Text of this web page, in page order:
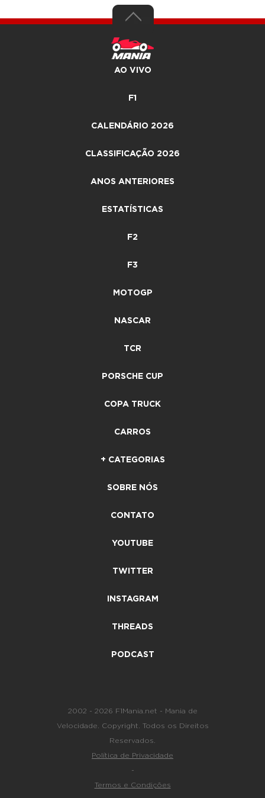
AO VIVO
F1
CALENDÁRIO 2026
CLASSIFICAÇÃO 2026
ANOS ANTERIORES
ESTATÍSTICAS
F2
F3
MOTOGP
NASCAR
TCR
PORSCHE CUP
COPA TRUCK
CARROS
+ CATEGORIAS
SOBRE NÓS
CONTATO
YOUTUBE
TWITTER
INSTAGRAM
THREADS
PODCAST
2002 - 2026 F1Mania.net - Mania de
Velocidade. Copyright. Todos os Direitos
Reservados.
Política de Privacidade
-
Termos e Condições